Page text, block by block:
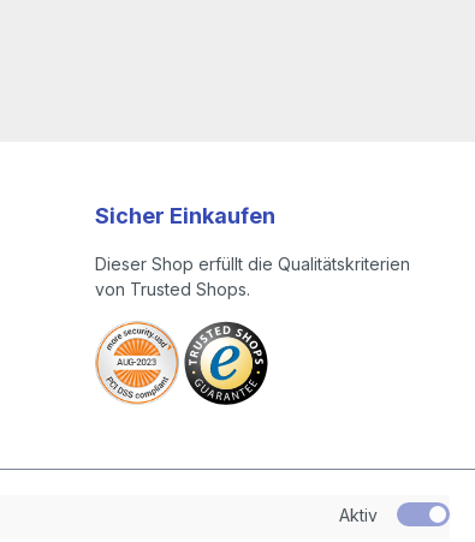
Sicher Einkaufen
Dieser Shop erfüllt die Qualitätskriterien
von Trusted Shops.
Aktiv